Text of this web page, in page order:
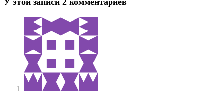
У этой записи 2 комментариев